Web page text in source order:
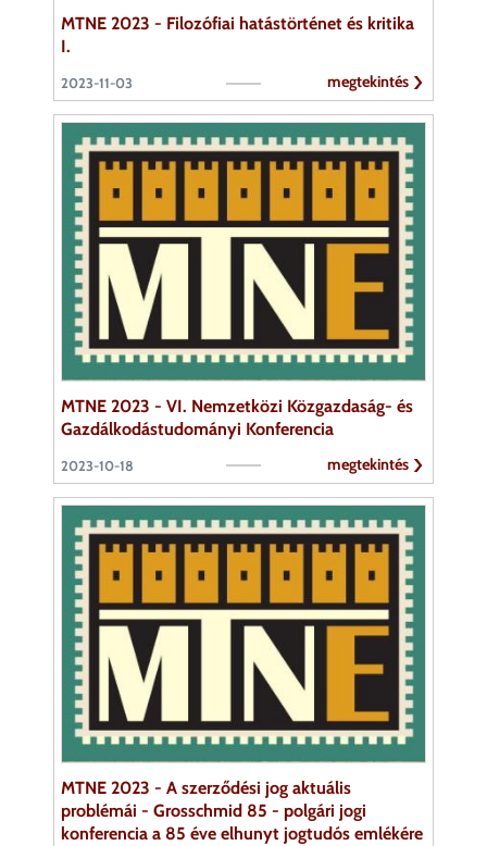
MTNE 2023 - Filozófiai hatástörténet és kritika
I.
megtekintés
2023-11-03
MTNE 2023 - VI. Nemzetközi Közgazdaság- és
Gazdálkodástudományi Konferencia
megtekintés
2023-10-18
MTNE 2023 - A szerződési jog aktuális
problémái - Grosschmid 85 - polgári jogi
konferencia a 85 éve elhunyt jogtudós emlékére